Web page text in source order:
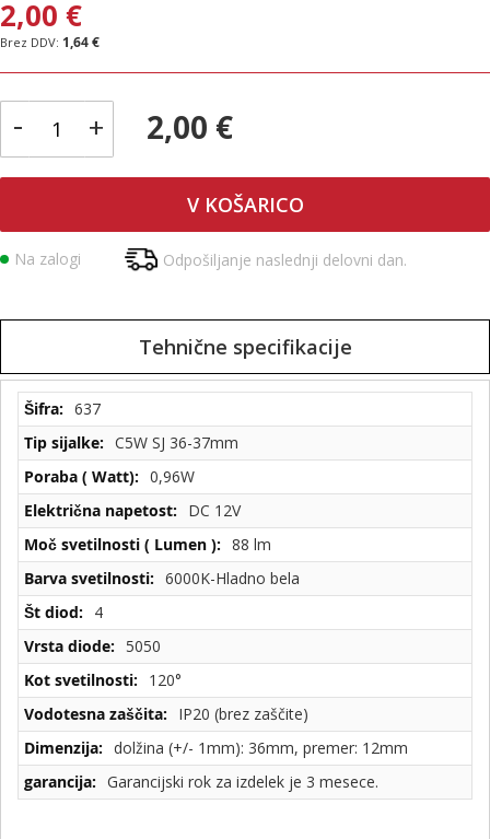
2,00 €
1,64 €
- + 2,00 €
V KOŠARICO
Na zalogi Odpošiljanje naslednji delovni dan.
Tehnične specifikacije
Tehnične
specifikacije
637
C5W SJ 36-37mm
0,96W
DC 12V
88 lm
6000K-Hladno bela
4
5050
120°
IP20 (brez zaščite)
dolžina (+/- 1mm): 36mm, premer: 12mm
Garancijski rok za izdelek je 3 mesece.